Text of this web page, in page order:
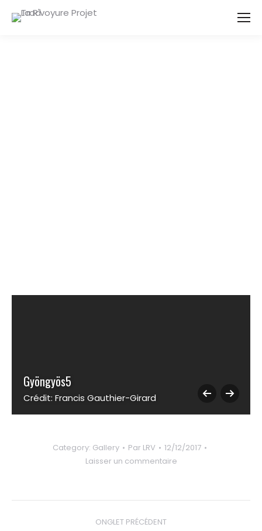
Gyöngyös5
Crédit: Francis Gauthier-Girard
Category: Gallery Par LRV
12/12/2017
Laisser un commentaire
ONGLET PRÉCÉDENT